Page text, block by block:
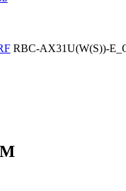
RBC-AX31U(W(S))-